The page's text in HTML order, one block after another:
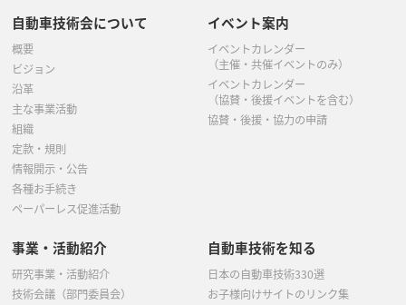
自動車技術会について
概要
ビジョン
沿革
主な事業活動
組織
定款・規則
情報開示・公告
各種お手続き
ペーパーレス促進活動
イベント案内
イベントカレンダー
（主催・共催イベントのみ）
イベントカレンダー
（協賛・後援イベントを含む）
協賛・後援・協力の申請
事業・活動紹介
研究事業・活動紹介
技術会議（部門委員会）
自動車技術を知る
日本の自動車技術330選
お子様向けサイトのリンク集